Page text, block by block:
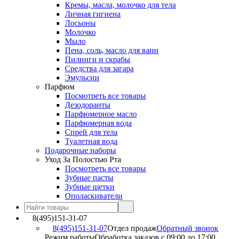
Кремы, масла, молочко для тела
Личная гигиена
Лосьоны
Молочко
Мыло
Пена, соль, масло для ванн
Пилинги и скрабы
Средства для загара
Эмульсии
Парфюм
Посмотреть все товары
Дезодоранты
Парфюмерное масло
Парфюмерная вода
Спрей для тела
Туалетная вода
Подарочные наборы
Уход За Полостью Рта
Посмотреть все товары
Зубные пасты
Зубные щетки
Ополаскиватели
8(495)151-31-07
8(495)151-31-07Отдел продажОбратный звонок
Режим работыОбработка заказов с 09:00 до 17:00